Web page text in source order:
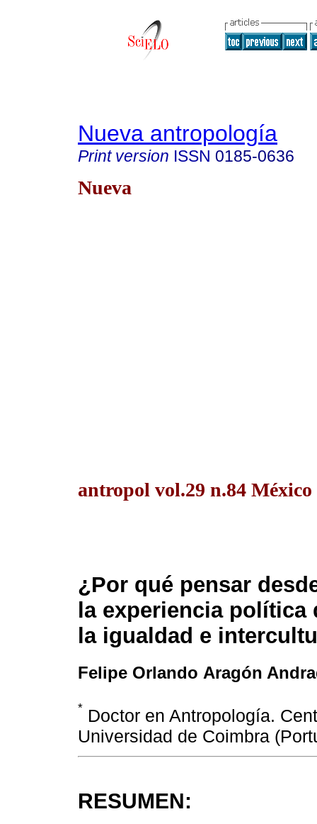
Nueva antropología
Print version ISSN 0185-0636
Nueva
antropol vol.29 n.84
¿Por qué pensar
la experiencia política
la igualdad e
Felipe Orlando Aragón
* Doctor en Antropología.
Universidad de Coimbra
RESUMEN: